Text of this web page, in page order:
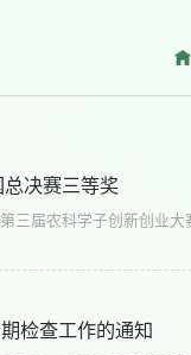
决赛三等奖
检查工作的通知